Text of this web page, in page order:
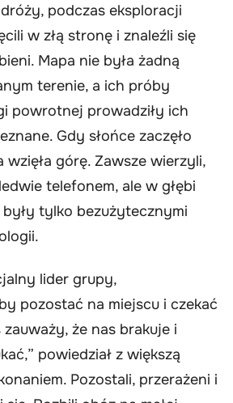
podczas eksploracji
w złą stronę i znaleźli się
Mapa nie była żadną
terenie, a ich próby
powrotnej prowadziły ich
Gdy słońce zaczęło
wzięła górę. Zawsze wierzyli,
telefonem, ale w głębi
tylko bezużytecznymi
lider grupy,
pozostać na miejscu i czekać
że nas brakuje i
powiedział z większą
Pozostali, przerażeni i